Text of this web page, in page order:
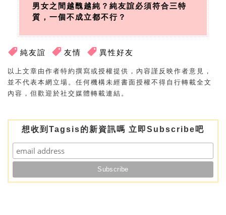
男女之間越醜越純？純友誼必須符合三特
質，一個不成立都不行？
純友誼 友情 異性好友
以上文章由作者特約撰寫或授權提供，內容謹反映作者意見，
並不代表本網立場。任何機構未經書面授權不得自行轉載全文
內容，但歡迎於社交媒體轉載連結。
想收到Tagsis的新資訊嗎 立即Subscribe吧